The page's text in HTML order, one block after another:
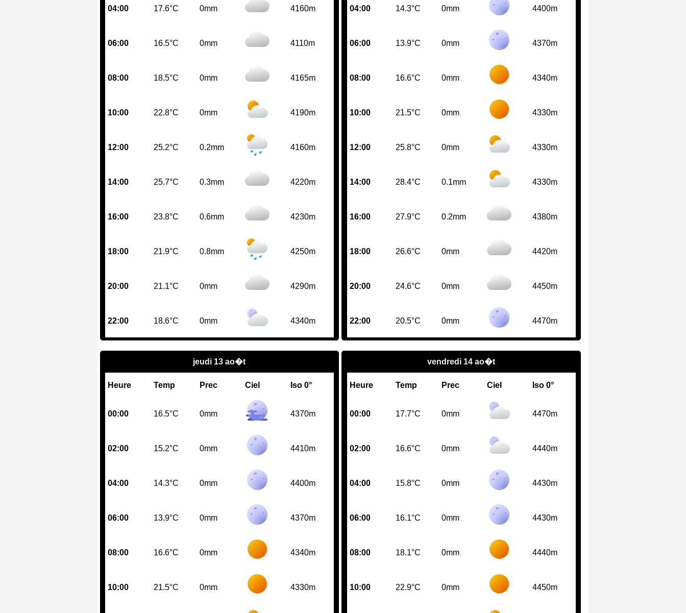
04:00 17.6°C 0mm 4160m
06:00 16.5°C 0mm 4110m
08:00 18.5°C 0mm 4165m
10:00 22.8°C 0mm 4190m
12:00 25.2°C 0.2mm 4160m
14:00 25.7°C 0.3mm 4220m
16:00 23.8°C 0.6mm 4230m
18:00 21.9°C 0.8mm 4250m
20:00 21.1°C 0mm 4290m
22:00 18.6°C 0mm 4340m
04:00 14.3°C 0mm 4400m
06:00 13.9°C 0mm 4370m
08:00 16.6°C 0mm 4340m
10:00 21.5°C 0mm 4330m
12:00 25.8°C 0mm 4330m
14:00 28.4°C 0.1mm 4330m
16:00 27.9°C 0.2mm 4380m
18:00 26.6°C 0mm 4420m
20:00 24.6°C 0mm 4450m
22:00 20.5°C 0mm 4470m
jeudi 13 ao�t
Heure Temp Prec Ciel Iso 0°
00:00 16.5°C 0mm 4370m
02:00 15.2°C 0mm 4410m
04:00 14.3°C 0mm 4400m
06:00 13.9°C 0mm 4370m
08:00 16.6°C 0mm 4340m
10:00 21.5°C 0mm 4330m
vendredi 14 ao�t
Heure Temp Prec Ciel Iso 0°
00:00 17.7°C 0mm 4470m
02:00 16.6°C 0mm 4440m
04:00 15.8°C 0mm 4430m
06:00 16.1°C 0mm 4430m
08:00 18.1°C 0mm 4440m
10:00 22.9°C 0mm 4450m